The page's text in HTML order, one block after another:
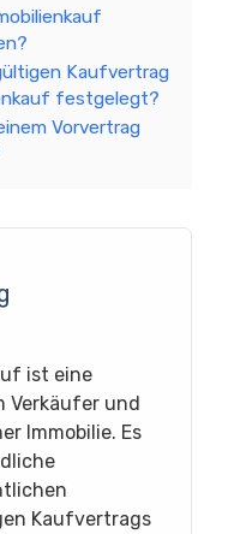
Kaufvertrag
festgelegt?
Vorvertrag
ist eine
Verkäufer und
Immobilie. Es
Kaufvertrags